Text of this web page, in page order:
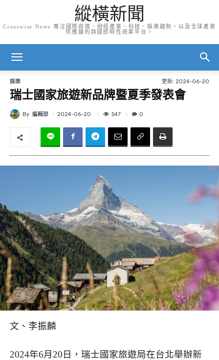
縱橫新聞
Crosswise News 專注國際商情、財經產業、科技、娛樂趨勢，以及全球產業
供應鏈的跨國即時性商業平台。
娛樂 更新: 2024-06-20
瑞士國家旅遊新品牌暨夏季發表會
By 編輯部 2024-06-20 547 0
文、李振麟
2024年6月20日，瑞士國家旅遊局在台北舉辦新